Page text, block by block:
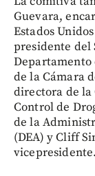
Guevara,
Estados
presidente del
Departamento
de la Cámara
directora de
Control de
de la
(DEA) y Cliff
vicepresidente.